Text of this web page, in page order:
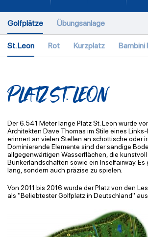
Golfplätze Übungsanlage​
St. Leon Rot Kurzplatz Bambini
PLATZ ST. LEON
Der 6.541 Meter lange Platz St. Leon wurde
Architekten Dave Thomas im Stile eines
erinnert an vielen Stellen an schottische oder
Dominierende Elemente sind der sandige
allgegenwärtigen Wasserflächen, die
Bunkerlandschaften sowie ein Inselfairway. Es
lang, sondern auch präzise zu spielen.
Von 2011 bis 2016 wurde der Platz von den
als "BeliebtesterGolfplatz in Deutschland"